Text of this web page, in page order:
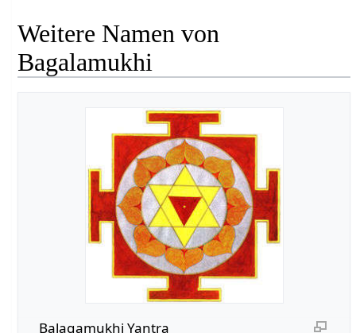
Weitere Namen von
Bagalamukhi
Balagamukhi Yantra